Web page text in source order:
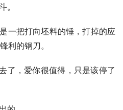
。
一把打向坯料的锤，打掉的应
利的钢刀。
了，爱你很值得，只是该停了